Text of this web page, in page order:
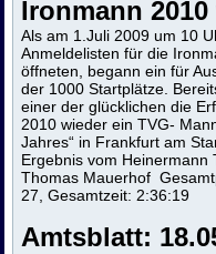
Ironmann
Als am 1.Juli 2009 um 10
Anmeldelisten für die
öffneten, begann ein für
der 1000 Startplätze.
einer der glücklichen die
2010 wieder ein TVG-
Jahres“ in Frankfurt am
Ergebnis vom Heinermann
Thomas Mauerhof
27, Gesamtzeit: 2:36:19
Amtsblatt: